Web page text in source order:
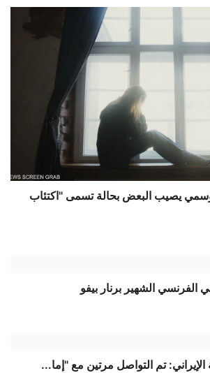
يصيب البعض بحالة تسمى "اكتئاب
الفرنسي الشهير برنار بيفو
تم التواصل مرتين مع "إما...